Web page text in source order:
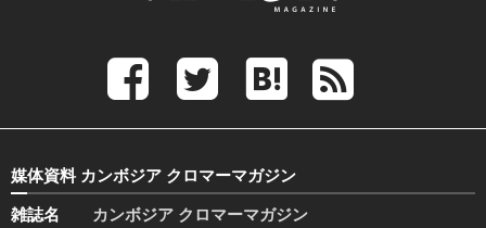
媒体資料 カンボジア クロマーマガジン
雑誌名
カンボジア クロマーマガジン